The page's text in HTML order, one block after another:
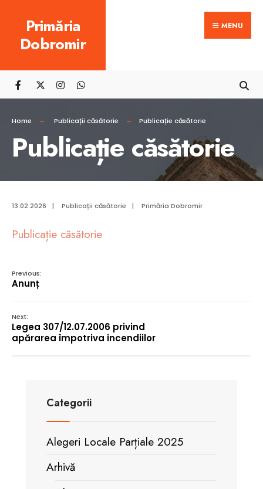
content
Primăria
Dobromir
MENU
Home Publicații căsătorie Publicație căsătorie
Publicație căsătorie
13.02.2026 | Publicații căsătorie | Primăria Dobromir
Publicație căsătorie
Previous:
Anunț
Next:
Legea 307/12.07.2006 privind
apărarea împotriva incendiilor
Categorii
Alegeri Locale Parțiale 2025
Arhivă
for: